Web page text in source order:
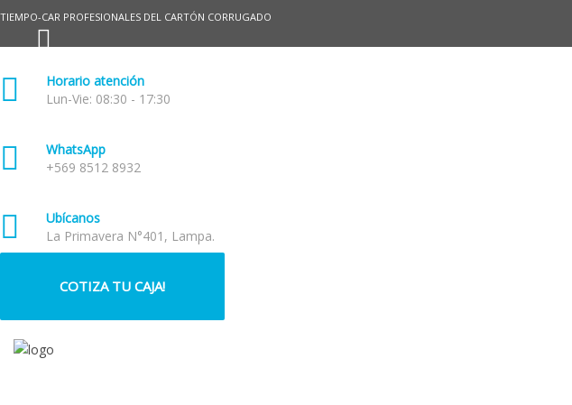
TIEMPO-CAR PROFESIONALES DEL CARTÓN CORRUGADO
Horario atención
Lun-Vie: 08:30 - 17:30
WhatsApp
+569 8512 8932
Ubícanos
La Primavera N°401, Lampa.
COTIZA TU CAJA!